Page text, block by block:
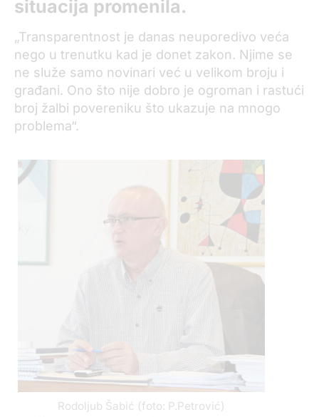
situacija promenila.
„Transparentnost je danas neuporedivo veća
nego u trenutku kad je donet zakon. Njime se
ne služe samo novinari već u velikom broju i
građani. Ono što nije dobro je ogroman i rastući
broj žalbi povereniku što ukazuje na mnogo
problema“.
Rodoljub Šabić (foto: P.Petrović)